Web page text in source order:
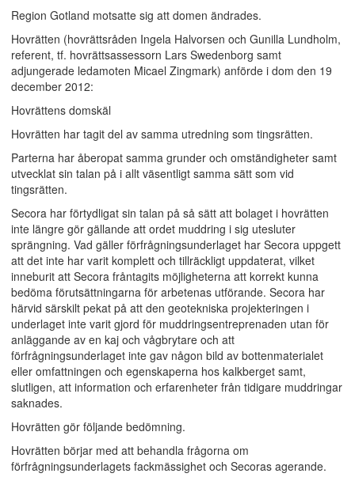
Region Gotland motsatte sig att domen ändrades.
Hovrätten (hovrättsråden Ingela Halvorsen och Gunilla Lundholm,
referent, tf. hovrättsassessorn Lars Swedenborg samt
adjungerade ledamoten Micael Zingmark) anförde i dom den 19
december 2012:
Hovrättens domskäl
Hovrätten har tagit del av samma utredning som tingsrätten.
Parterna har åberopat samma grunder och omständigheter samt
utvecklat sin talan på i allt väsentligt samma sätt som vid
tingsrätten.
Secora har förtydligat sin talan på så sätt att bolaget i hovrätten
inte längre gör gällande att ordet muddring i sig utesluter
sprängning. Vad gäller förfrågningsunderlaget har Secora uppgett
att det inte har varit komplett och tillräckligt uppdaterat, vilket
inneburit att Secora fråntagits möjligheterna att korrekt kunna
bedöma förutsättningarna för arbetenas utförande. Secora har
härvid särskilt pekat på att den geotekniska projekteringen i
underlaget inte varit gjord för muddringsentreprenaden utan för
anläggande av en kaj och vågbrytare och att
förfrågningsunderlaget inte gav någon bild av bottenmaterialet
eller omfattningen och egenskaperna hos kalkberget samt,
slutligen, att information och erfarenheter från tidigare muddringar
saknades.
Hovrätten gör följande bedömning.
Hovrätten börjar med att behandla frågorna om
förfrågningsunderlagets fackmässighet och Secoras agerande.